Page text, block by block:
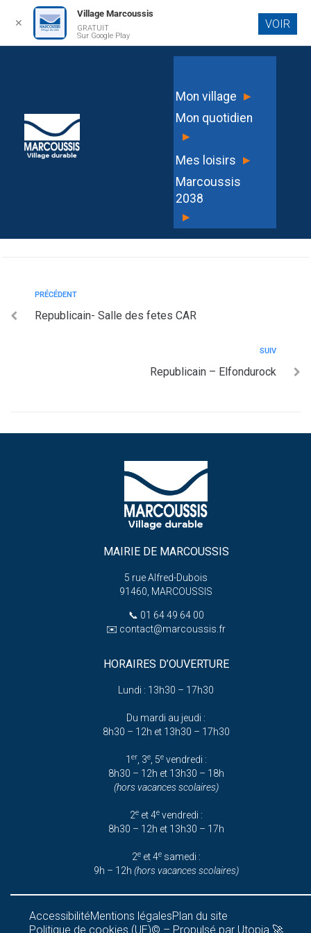
contenu
Mon village ▸
Mon quotidien
▸
Mes loisirs ▸
Marcoussis
2038
▸
PRÉCÉDENT
Republicain- Salle des fetes CAR
SUIV
Republicain – Elfondurock
MAIRIE DE MARCOUSSIS
5 rue Alfred-Dubois
91460, MARCOUSSIS
📞 01 64 49 64 00
✉️ contact@marcoussis.fr
HORAIRES D’OUVERTURE
Lundi : 13h30 – 17h30
Du mardi au jeudi :
8h30 – 12h et 13h30 – 17h30
1 er, 3e, 5evendredi :
8h30 – 12h et 13h30 – 18h
(hors vacances scolaires)
2eet 4evendredi :
8h30 – 12h et 13h30 – 17h
2eet 4esamedi :
9h – 12h (hors vacances scolaires)
AccessibilitéMentions légalesPlan du site
Politique de cookies (UE)© – Propulsé par Utopia 🚀
✕
Village Marcoussis
GRATUIT
Sur Google Play
VOIR